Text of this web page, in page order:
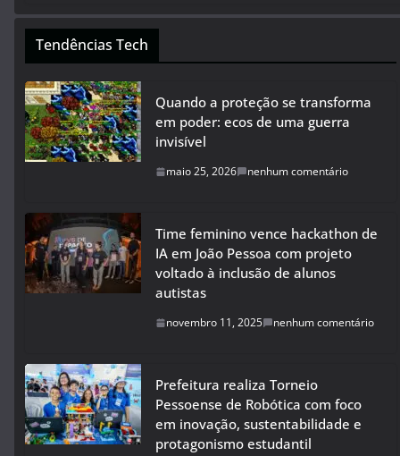
Tendências Tech
Quando a proteção se transforma
em poder: ecos de uma guerra
invisível
maio 25, 2026 nenhum comentário
Time feminino vence hackathon de
IA em João Pessoa com projeto
voltado à inclusão de alunos
autistas
novembro 11, 2025 nenhum comentário
Prefeitura realiza Torneio
Pessoense de Robótica com foco
em inovação, sustentabilidade e
protagonismo estudantil